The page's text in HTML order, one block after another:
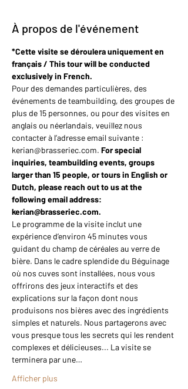
À propos de l'événement
*Cette visite se déroulera uniquement en
français / This tour will be conducted
exclusively in French.
Pour des demandes particulières, des
événements de teambuilding, des groupes de
plus de 15 personnes, ou pour des visites en
anglais ou néerlandais, veuillez nous
contacter à l’adresse email suivante :
kerian@brasseriec.com. For special
inquiries, teambuilding events, groups
larger than 15 people, or tours in English or
Dutch, please reach out to us at the
following email address:
kerian@brasseriec.com.
Le programme de la visite inclut une
expérience d’environ 45 minutes vous
guidant du champ de céréales au verre de
bière. Dans le cadre splendide du Béguinage
où nos cuves sont installées, nous vous
offrirons des jeux interactifs et des
explications sur la façon dont nous
produisons nos bières avec des ingrédients
simples et naturels. Nous partagerons avec
vous presque tous les secrets qui les rendent
complexes et délicieuses... La visite se
terminera par une…
Afficher plus